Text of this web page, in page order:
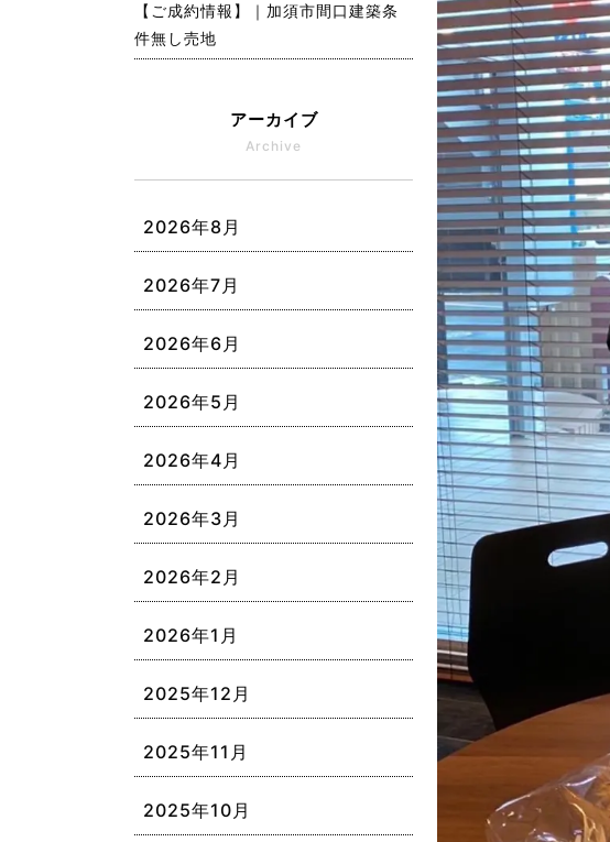
【ご成約情報】｜加須市間口建築条
件無し売地
アーカイブ
Archive
2026年8月
2026年7月
2026年6月
2026年5月
2026年4月
2026年3月
2026年2月
2026年1月
2025年12月
2025年11月
2025年10月